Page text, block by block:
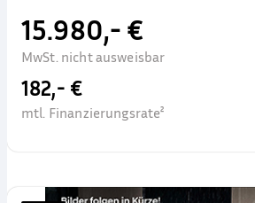
15.980,- €
MwSt. nicht ausweisbar
182,- €
mtl. Finanzierungsrate²